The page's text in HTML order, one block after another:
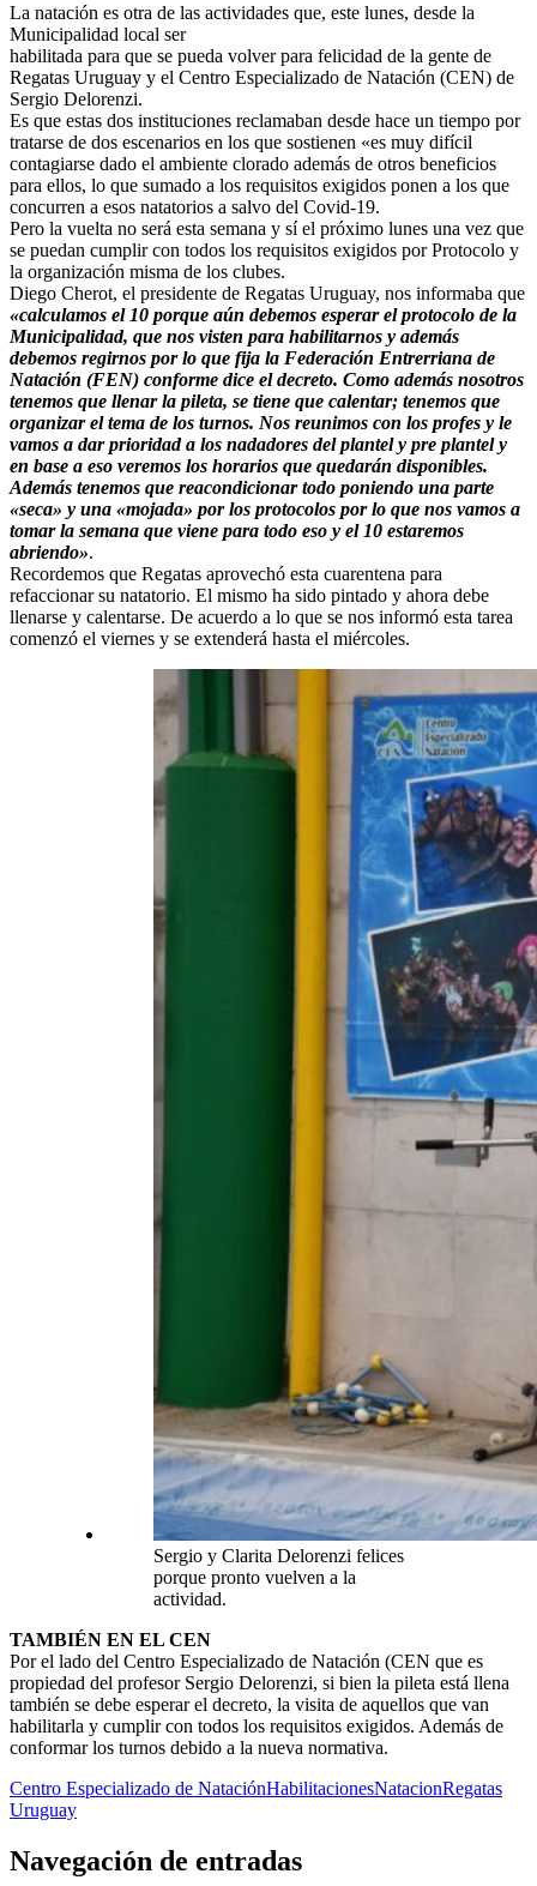
La natación es otra de las actividades que, este lunes, desde la
Municipalidad local ser
habilitada para que se pueda volver para felicidad de la gente de
Regatas Uruguay y el Centro Especializado de Natación (CEN) de
Sergio Delorenzi.
Es que estas dos instituciones reclamaban desde hace un tiempo por
tratarse de dos escenarios en los que sostienen «es muy difícil
contagiarse dado el ambiente clorado además de otros beneficios
para ellos, lo que sumado a los requisitos exigidos ponen a los que
concurren a esos natatorios a salvo del Covid-19.
Pero la vuelta no será esta semana y sí el próximo lunes una vez que
se puedan cumplir con todos los requisitos exigidos por Protocolo y
la organización misma de los clubes.
Diego Cherot, el presidente de Regatas Uruguay, nos informaba que
«calculamos el 10 porque aún debemos esperar el protocolo de la
Municipalidad, que nos visten para habilitarnos y además
debemos regirnos por lo que fija la Federación Entrerriana de
Natación (FEN) conforme dice el decreto. Como además nosotros
tenemos que llenar la pileta, se tiene que calentar; tenemos que
organizar el tema de los turnos. Nos reunimos con los profes y le
vamos a dar prioridad a los nadadores del plantel y pre plantel y
en base a eso veremos los horarios que quedarán disponibles.
Además tenemos que reacondicionar todo poniendo una parte
«seca» y una «mojada» por los protocolos por lo que nos vamos a
tomar la semana que viene para todo eso y el 10 estaremos
abriendo».
Recordemos que Regatas aprovechó esta cuarentena para
refaccionar su natatorio. El mismo ha sido pintado y ahora debe
llenarse y calentarse. De acuerdo a lo que se nos informó esta tarea
comenzó el viernes y se extenderá hasta el miércoles.
Sergio y Clarita Delorenzi felices
porque pronto vuelven a la
actividad.
TAMBIÉN EN EL CEN
Por el lado del Centro Especializado de Natación (CEN que es
propiedad del profesor Sergio Delorenzi, si bien la pileta está llena
también se debe esperar el decreto, la visita de aquellos que van
habilitarla y cumplir con todos los requisitos exigidos. Además de
conformar los turnos debido a la nueva normativa.
Centro Especializado de NataciónHabilitacionesNatacionRegatas
Uruguay
Navegación de entradas